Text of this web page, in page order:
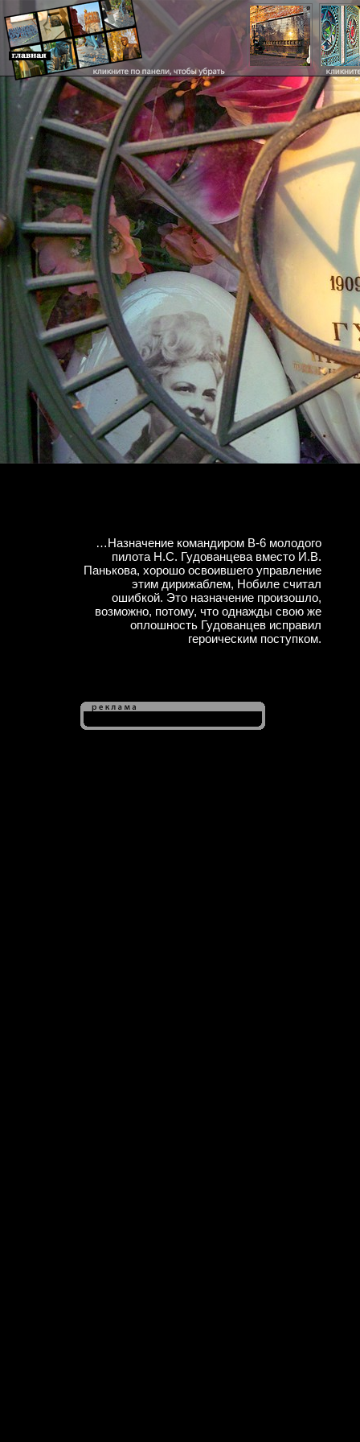
…Назначение командиром В-6 молодого
пилота Н.С. Гудованцева вместо И.В.
Панькова, хорошо освоившего управление
этим дирижаблем, Нобиле считал
ошибкой. Это назначение произошло,
возможно, потому, что однажды свою же
оплошность Гудованцев исправил
героическим поступком.